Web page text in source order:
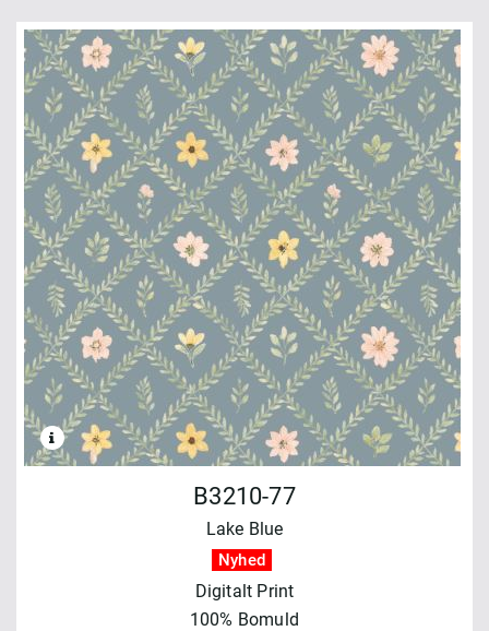
B3210-77
Lake Blue
Nyhed
Digitalt Print
100% Bomuld